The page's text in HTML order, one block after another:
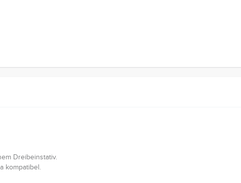
Dreibeinstativ.
kompatibel.